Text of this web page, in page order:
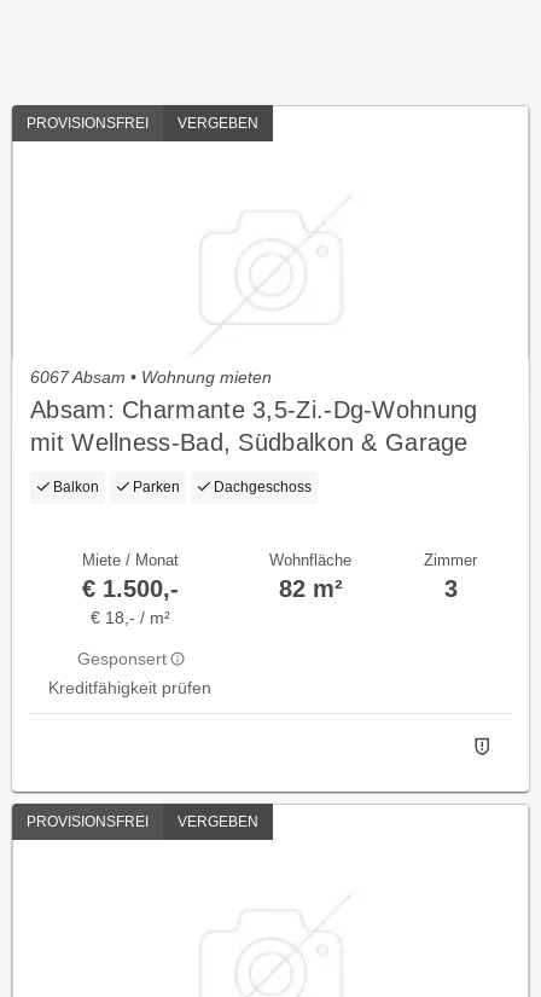
PROVISIONSFREI VERGEBEN
6067 Absam • Wohnung mieten
Absam: Charmante 3,5-Zi.-Dg-Wohnung
mit Wellness-Bad, Südbalkon & Garage
Balkon Parken Dachgeschoss
Miete / Monat
€ 1.500,-
€ 18,- / m²
Gesponsert
Kreditfähigkeit prüfen
Wohnfläche
82 m²
Zimmer
3
PROVISIONSFREI VERGEBEN